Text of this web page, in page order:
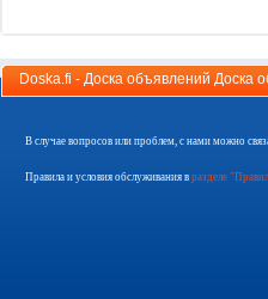
Doska.fi - Доска объявлений Доска
В случае вопросов или проблем, с нами можно
Правила и условия обслуживания в разделе